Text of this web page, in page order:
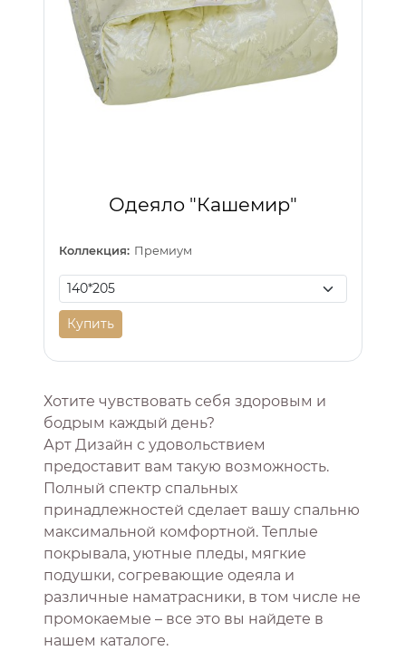
Одеяло "Кашемир"
Коллекция: Премиум
Купить
Хотите чувствовать себя здоровым и
бодрым каждый день?
Арт Дизайн с удовольствием
предоставит вам такую возможность.
Полный спектр спальных
принадлежностей сделает вашу спальню
максимальной комфортной. Теплые
покрывала, уютные пледы, мягкие
подушки, согревающие одеяла и
различные наматрасники, в том числе не
промокаемые – все это вы найдете в
нашем каталоге.